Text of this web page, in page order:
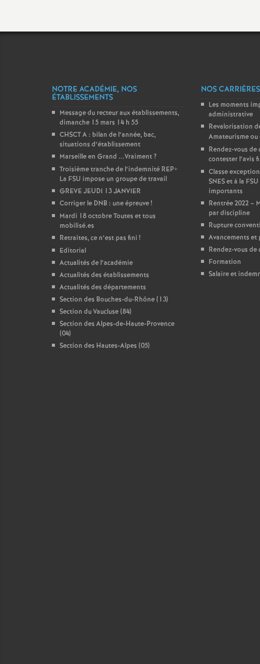
NOTRE ACADÉMIE, NOS
ÉTABLISSEMENTS
Message du recteur aux établissements,
dimanche 15 mars 14 h 55
CHSCT A : bilan de l’année, bac,
situations d’établissement
Marseille en Grand ...Vraiment?
Troisième tranche de l’indemnité REP+
La FSU impose un groupe de travail
GREVE JEUDI 13 JANVIER
Corriger le DNB : une épreuve!
Mardi 18 octobre Toutes et tous
mobilisé.es
Retraites, ce n’est pas fini !
Editorial
Actualités de l’académie
Actualités des établissements
Actualités des départements
Section des Bouches-du-Rhône (13)
Section du Vaucluse (84)
Section des Alpes-de-Haute-Provence
(04)
Section des Hautes-Alpes (05)
NOS CARRIÈRES
Les moments
administrative
Revalorisation
Amateurisme
Rendez-vous
contester l’avis
Classe
SNES et à la
importants
Rentrée 2022 –
par discipline
Rupture
Avancements
Rendez-vous de
Formation
Salaire et